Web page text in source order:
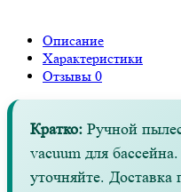
Описание
Характеристики
Отзывы 0
Кратко: Ручной
vacuum для
уточняйте.